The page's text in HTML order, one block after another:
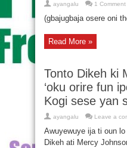
ayangalu 1 Comment
(gbajugbaja osere oni
Read More »
Tonto Dikeh ki
‘oku orire fun
Kogi sese yan
ayangalu Leave a
Awuyewuye ija ti oun
Dikeh ati Mercy